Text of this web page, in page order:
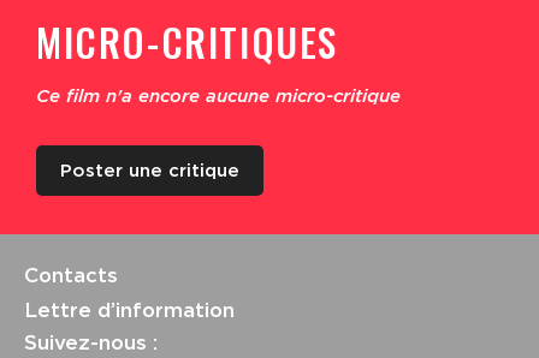
MICRO-CRITIQUES
Ce film n'a encore aucune micro-critique
Poster une critique
Contacts
Lettre d’information
Suivez-nous :